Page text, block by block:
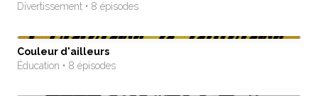
Divertissement • 8 épisodes
Couleur d'ailleurs
Éducation • 8 épisodes